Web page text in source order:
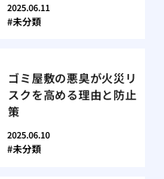
2025.06.11
未分類
ゴミ屋敷の悪臭が火災リ
スクを高める理由と防止
策
2025.06.10
未分類